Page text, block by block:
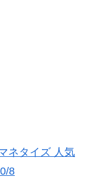
ネタイズ 人気
8